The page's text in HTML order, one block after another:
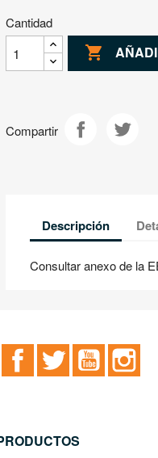
Cantidad

Compartir
Descripción
Consultar anexo de la
FacebookTwitter YouTube